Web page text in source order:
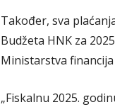
Također, sva
Budžeta HNK za
Ministarstva financija
„Fiskalnu 2025.